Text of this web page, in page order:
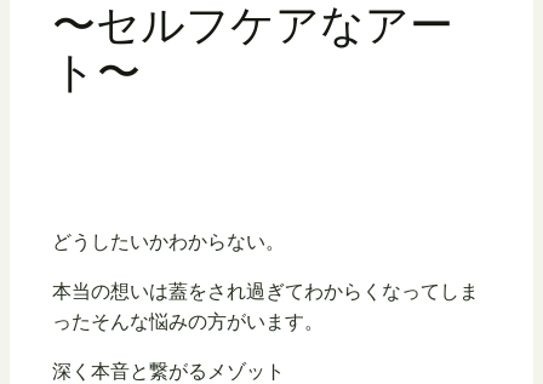
〜セルフケアなアー
ト〜
どうしたいかわからない。
本当の想いは蓋をされ過ぎてわからくなってしま
ったそんな悩みの方がいます。
深く本音と繋がるメゾット